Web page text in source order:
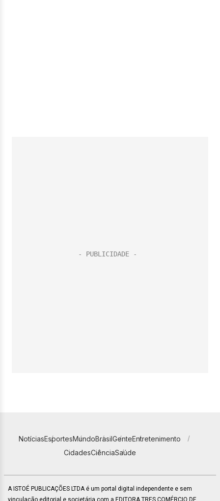
NotíciasEsportesMundoBrasilGenteEntretenimento
CidadesCiênciaSaúde
A ISTOÉ PUBLICAÇÕES LTDA é um portal digital independente e sem
vinculação editorial e societária com a EDITORA TRES COMÉRCIO DE